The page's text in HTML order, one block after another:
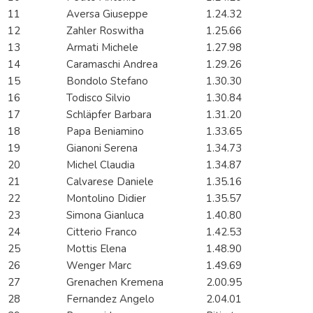
11
Aversa Giuseppe
1.24.32
12
Zahler Roswitha
1.25.66
13
Armati Michele
1.27.98
14
Caramaschi Andrea
1.29.26
15
Bondolo Stefano
1.30.30
16
Todisco Silvio
1.30.84
17
Schläpfer Barbara
1.31.20
18
Papa Beniamino
1.33.65
19
Gianoni Serena
1.34.73
20
Michel Claudia
1.34.87
21
Calvarese Daniele
1.35.16
22
Montolino Didier
1.35.57
23
Simona Gianluca
1.40.80
24
Citterio Franco
1.42.53
25
Mottis Elena
1.48.90
26
Wenger Marc
1.49.69
27
Grenachen Kremena
2.00.95
28
Fernandez Angelo
2.04.01